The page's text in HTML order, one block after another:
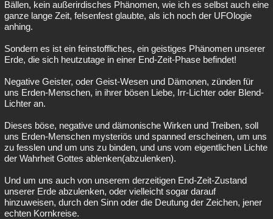
Bällen, kein außerirdisches Phänomen, wie ich es selbst auch eine
ganze lange Zeit, felsenfest glaubte, als ich noch der UFOlogie
anhing.
Sondern es ist ein feinstoffliches, ein geistiges Phänomen unserer
Erde, die sich heutzutage in einer End-Zeit-Phase befindet!
Negative Geister, oder Geist-Wesen und Dämonen, zünden für
uns Erden-Menschen, in ihrer bösen Liebe, Irr-Lichter oder Blend-
Lichter an.
Dieses böse, negative und dämonische Wirken und Treiben, soll
uns Erden-Menschen mysteriös und spanned erscheinen, um uns
zu fesslen und um uns zu binden, und uns vom eigentlichen Lichte
der Wahrheit Gottes ablenken(abzulenken).
Und um uns auch von unserem derzeitigen End-Zeit-Zustand
unserer Erde abzulenken, oder vielleicht sogar darauf
hinzuweisen, durch den Sinn oder die Deutung der Zeichen, jener
echten Kornkreise.